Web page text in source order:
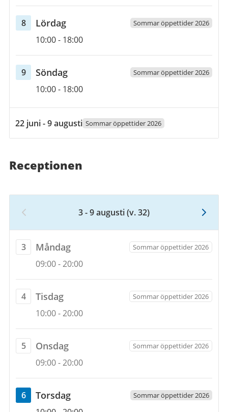
2026
8
lördag
8
2026
Lördag Sommar öppettider 2026
Öppettider
10:00- 18:00
9
söndag
9
Söndag Sommar öppettider 2026
Öppettider
10:00- 18:00
22
juni
till
9
2026
22 juni - 9 augusti Sommar öppettider 2026
Receptionen
Vecka
32,
3
augusti
till
9
augusti
3 - 9 augusti(v. 32)
3
måndag
3
2026
Måndag Sommar öppettider 2026
Öppettider
09:00-20:00
4
tisdag
4
Tisdag Sommar öppettider 2026
Öppettider
10:00-20:00
5
onsdag
5
Onsdag Sommar öppettider 2026
Öppettider
09:00-20:00
6
torsdag
Torsdag Sommar öppettider 2026
Öppettider